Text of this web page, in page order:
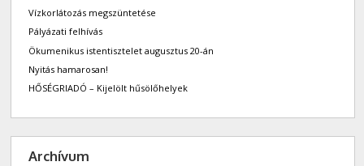
Vízkorlátozás megszüntetése
Pályázati felhívás
Ökumenikus istentisztelet augusztus 20-án
Nyitás hamarosan!
HŐSÉGRIADÓ – Kijelölt hűsölőhelyek
Archívum